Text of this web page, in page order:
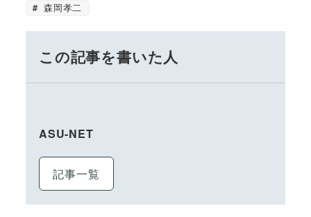
森岡孝二
この記事を書いた人
ASU-NET
記事一覧